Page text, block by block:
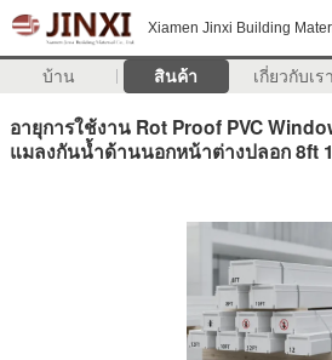
Xiamen Jinxi Building
บ้าน สินค้า เกี่ยวกับเรา
อายุการใช้งาน Rot Proof PVC
แมลงกันน้ำด้านนอกหน้าต่างปลอก 8ft